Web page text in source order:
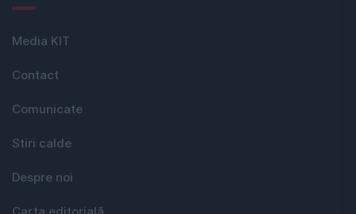
Media KIT
Contact
Comunicate
Stiri calde
Despre noi